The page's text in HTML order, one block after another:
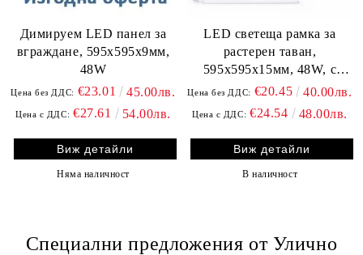
Димируем LED панел за
вграждане, 595х595х9мм,
48W
Цена без ДДС: €23.01 45.00лв.
Цена с ДДС: €27.61 54.00лв.
Виж детайли
Няма наличност
LED светеща рамка за
растерен таван,
595х595x15мм, 48W, с
включен драйвър
Цена без ДДС: €20.45 40.00лв.
Цена с ДДС: €24.54 48.00лв.
Виж детайли
В наличност
Специални предложения от Улично